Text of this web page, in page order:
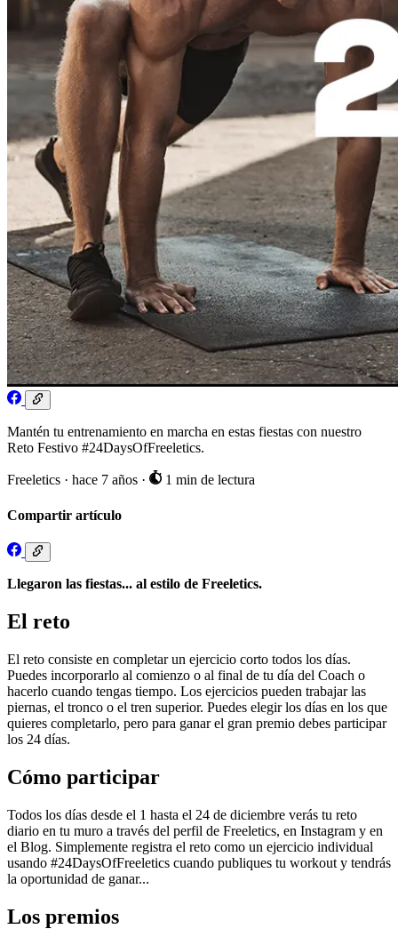
Mantén tu entrenamiento en marcha en estas fiestas con nuestro
Reto Festivo #24DaysOfFreeletics.
Freeletics · hace 7 años · 1 min de lectura
Compartir artículo
Llegaron las fiestas... al estilo de Freeletics.
El reto
El reto consiste en completar un ejercicio corto todos los días.
Puedes incorporarlo al comienzo o al final de tu día del Coach o
hacerlo cuando tengas tiempo. Los ejercicios pueden trabajar las
piernas, el tronco o el tren superior. Puedes elegir los días en los que
quieres completarlo, pero para ganar el gran premio debes participar
los 24 días.
Cómo participar
Todos los días desde el 1 hasta el 24 de diciembre verás tu reto
diario en tu muro a través del perfil de Freeletics, en Instagram y en
el Blog. Simplemente registra el reto como un ejercicio individual
usando #24DaysOfFreeletics cuando publiques tu workout y tendrás
la oportunidad de ganar...
Los premios